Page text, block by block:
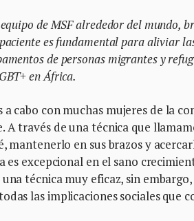
de MSF alrededor del mundo,
es fundamental para aliviar
de personas migrantes y
en África.
cabo con muchas mujeres de la
A través de una técnica que
mantenerlo en sus brazos y
es excepcional en el sano
técnica muy eficaz, sin
las implicaciones sociales que